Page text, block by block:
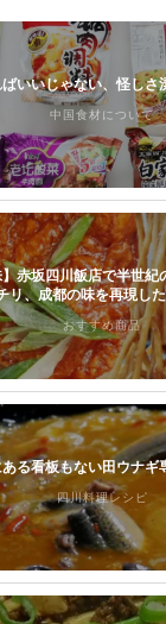
いいじゃない、怪しさ
中国食材について
赤坂四川飯店で半世紀
リ、成都の味を再現し
おすすめ商品
る看板もない田ウナギ
四川料理レシピ